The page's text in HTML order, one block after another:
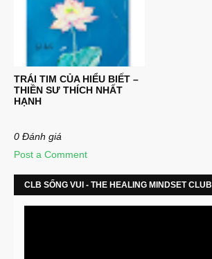
TRÁI TIM CỦA HIỂU BIẾT –
THIỀN SƯ THÍCH NHẤT
HẠNH
0 Đánh giá
Post a Comment
CLB SỐNG VUI - THE HEALING MINDSET CLUB